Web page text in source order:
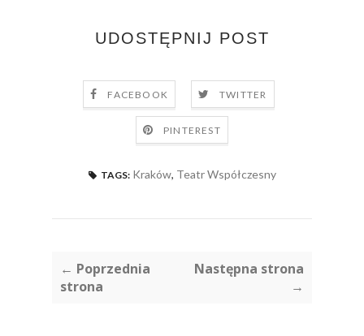
UDOSTĘPNIJ POST
FACEBOOK TWITTER
PINTEREST
TAGS: Kraków, Teatr Współczesny
← Poprzednia
strona
Następna strona
→